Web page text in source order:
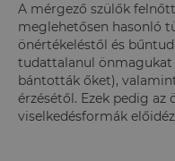
A mérgező szülők
meglehetősen hasonló
önértékeléstől és
tudattalanul önmagukat
bántották őket),
érzésétől. Ezek pedig
viselkedésformák